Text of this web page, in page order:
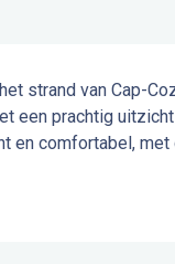
strand van Cap-
een prachtig
comfortabel, met